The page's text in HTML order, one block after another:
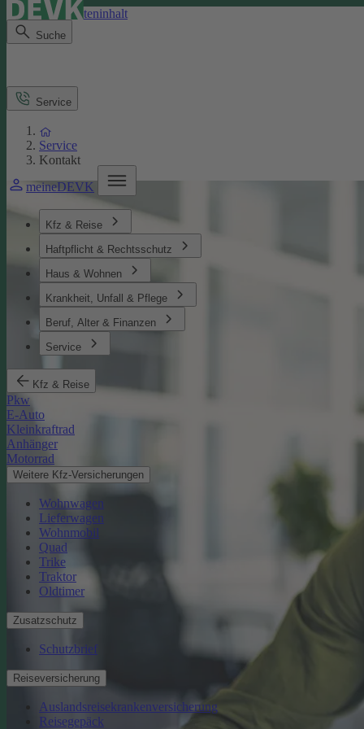
Direkt zum Seiteninhalt
Suche
meineDEVK
Kfz & Reise
Haftpflicht & Rechtsschutz
Haus & Wohnen
Krankheit, Unfall & Pflege
Beruf, Alter & Finanzen
Service
Kfz & Reise
Pkw
E-Auto
Kleinkraftrad
Anhänger
Motorrad
Weitere Kfz-Versicherungen
Wohnwagen
Lieferwagen
Wohnmobil
Quad
Trike
Traktor
Oldtimer
Zusatzschutz
Schutzbrief
Reiseversicherung
Auslandsreisekrankenversicherung
Reisegepäck
Service
Service
Kontakt